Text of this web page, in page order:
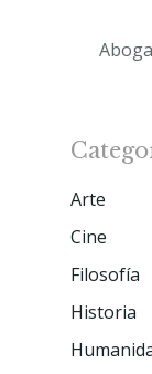
Arte
Cine
Filosofía
Historia